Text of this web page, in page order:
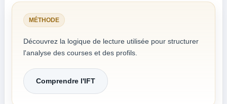
MÉTHODE
Découvrez la logique de lecture utilisée pour structurer
l'analyse des courses et des profils.
Comprendre l'IFT